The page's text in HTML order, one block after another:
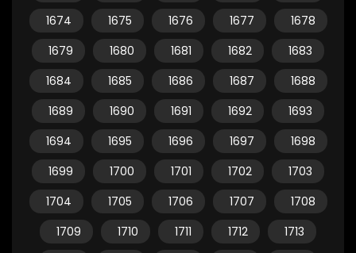
1674
1675 1676 1677
1678
1679
1680 1681 1682
1683
1684
1685 1686 1687
1688
1689
1690 1691 1692
1693
1694
1695 1696 1697
1698
1699
1700 1701 1702
1703
1704
1705 1706 1707
1708
1709
1710 1711 1712
1713